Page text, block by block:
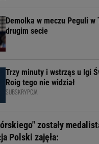
Demolka w meczu Peguli w
drugim secie
Trzy minuty i wstrząs u Igi
Roig tego nie widział
SUBSKRYPCJA
zostały
Polski zajęła: